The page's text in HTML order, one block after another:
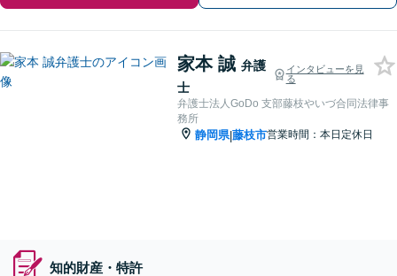
家本 誠 弁護
士
インタビューを見
る
弁護士法人GoDo 支部藤枝やいづ合同法律事
務所
静岡県|藤枝市営業時間：本日定休日
知的財産・特許